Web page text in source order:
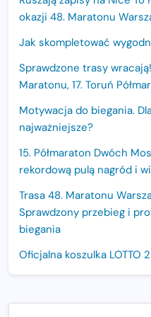
okazji 48. Maratonu
Jak skompletować
Sprawdzone trasy
Maratonu, 17. Toruń
Motywacja do biegania.
najważniejsze?
15. Półmaraton Dwóch
rekordową pulą nagród i
Trasa 48. Maratonu
Sprawdzony przebieg i
biegania
Oficjalna koszulka LOTTO